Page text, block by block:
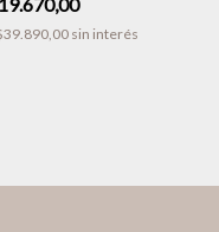
sin interés